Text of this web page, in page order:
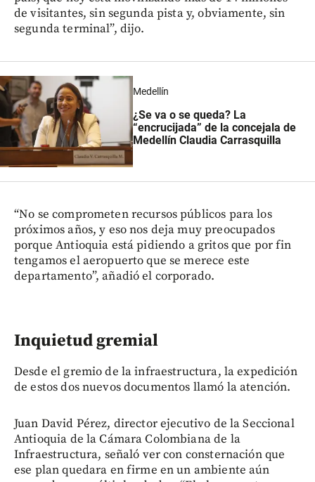
de visitantes, sin segunda pista y, obviamente, sin
segunda terminal”, dijo.
Medellín
¿Se va o se queda? La
“encrucijada” de la concejala de
Medellín Claudia Carrasquilla
“No se comprometen recursos públicos para los
próximos años, y eso nos deja muy preocupados
porque Antioquia está pidiendo a gritos que por fin
tengamos el aeropuerto que se merece este
departamento”, añadió el corporado.
Inquietud gremial
Desde el gremio de la infraestructura, la expedición
de estos dos nuevos documentos llamó la atención.
Juan David Pérez, director ejecutivo de la Seccional
Antioquia de la Cámara Colombiana de la
Infraestructura, señaló ver con consternación que
ese plan quedara en firme en un ambiente aún